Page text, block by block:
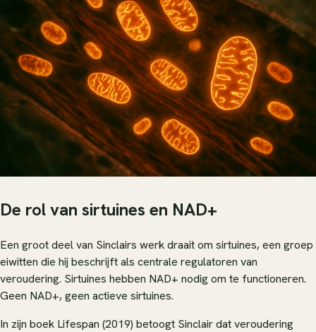
De rol van sirtuines en NAD+
Een groot deel van Sinclairs werk draait om sirtuines, een groep
eiwitten die hij beschrijft als centrale regulatoren van
veroudering. Sirtuines hebben NAD+ nodig om te functioneren.
Geen NAD+, geen actieve sirtuines.
In zijn boek Lifespan (2019) betoogt Sinclair dat veroudering